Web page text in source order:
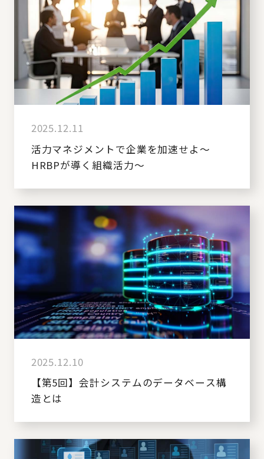
2025.12.11
活力マネジメントで企業を加速せよ～
HRBPが導く組織活力～
2025.12.10
【第5回】会計システムのデータベース構
造とは